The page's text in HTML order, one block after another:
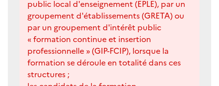
public local d'enseignement (EPLE), par un
groupement d'établissements (GRETA) ou
par un groupement d'intérêt public
« formation continue et insertion
professionnelle » (GIP-FCIP), lorsque la
formation se déroule en totalité dans ces
structures ;